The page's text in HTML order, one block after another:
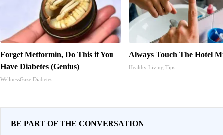
Forget Metformin, Do This if You
Have Diabetes (Genius)
WellnessGaze Diabetes
Always Touch The Hotel
Healthy Living Tips
BE PART OF THE CONVERSATION